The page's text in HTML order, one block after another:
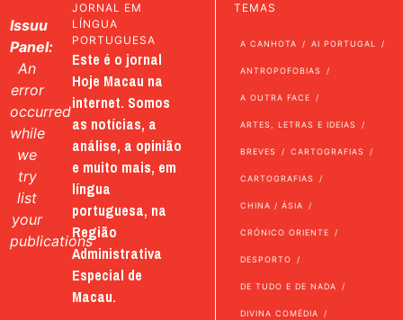
Issuu
Panel:
An
error
occurred
while
we
try
list
your
publications
JORNAL EM
LÍNGUA
PORTUGUESA
Este é o jornal
Hoje Macau na
internet. Somos
as notícias, a
análise, a opinião
e muito mais, em
língua
portuguesa, na
Região
Administrativa
Especial de
Macau.
TEMAS
A CANHOTA AI PORTUGAL
ANTROPOFOBIAS
A OUTRA FACE
ARTES, LETRAS E IDEIAS
BREVES CARTOGRAFIAS
CARTOGRAFIAS
CHINA / ÁSIA
CRÓNICO ORIENTE
DESPORTO
DE TUDO E DE NADA
DIVINA COMÉDIA